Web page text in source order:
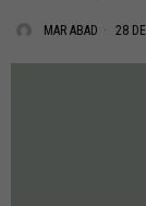
MAR ABAD 28